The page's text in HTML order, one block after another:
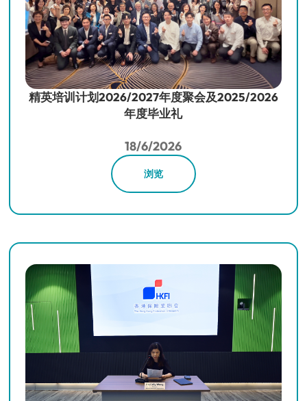
精英培训计划2026/2027年度聚会及2025/2026
年度毕业礼
18/6/2026
浏览